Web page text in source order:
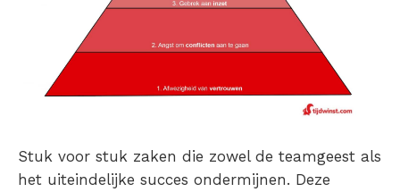
Stuk voor stuk zaken die zowel de teamgeest als
het uiteindelijke succes ondermijnen. Deze